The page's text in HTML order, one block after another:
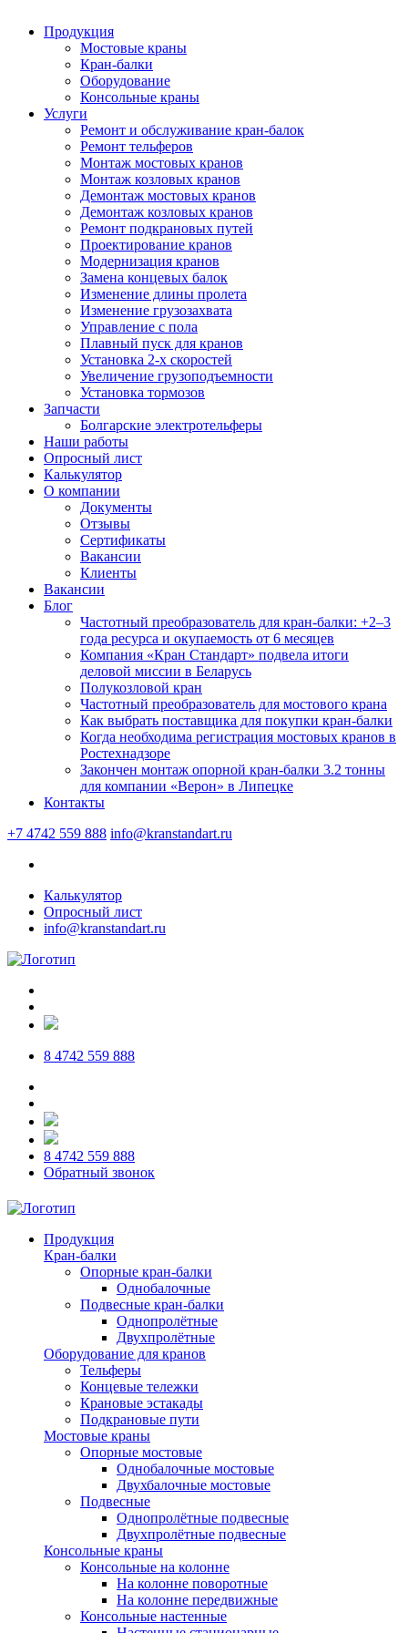
Продукция
Мостовые краны
Кран-балки
Оборудование
Консольные краны
Услуги
Ремонт и обслуживание кран-балок
Ремонт тельферов
Монтаж мостовых кранов
Монтаж козловых кранов
Демонтаж мостовых кранов
Демонтаж козловых кранов
Ремонт подкрановых путей
Проектирование кранов
Модернизация кранов
Замена концевых балок
Изменение длины пролета
Изменение грузозахвата
Управление с пола
Плавный пуск для кранов
Установка 2-х скоростей
Увеличение грузоподъемности
Установка тормозов
Запчасти
Болгарские электротельферы
Наши работы
Опросный лист
Калькулятор
О компании
Документы
Отзывы
Сертификаты
Вакансии
Клиенты
Вакансии
Блог
Частотный преобразователь для кран-балки: +2–3
года ресурса и окупаемость от 6 месяцев
Компания «Кран Стандарт» подвела итоги
деловой миссии в Беларусь
Полукозловой кран
Частотный преобразователь для мостового крана
Как выбрать поставщика для покупки кран-балки
Когда необходима регистрация мостовых кранов в
Ростехнадзоре
Закончен монтаж опорной кран-балки 3.2 тонны
для компании «Верон» в Липецке
Контакты
+7 4742 559 888 info@kranstandart.ru
Калькулятор
Опросный лист
info@kranstandart.ru
8 4742 559 888
8 4742 559 888
Обратный звонок
Продукция
Кран-балки
Опорные кран-балки
Однобалочные
Подвесные кран-балки
Однопролётные
Двухпролётные
Оборудование для кранов
Тельферы
Концевые тележки
Крановые эстакады
Подкрановые пути
Мостовые краны
Опорные мостовые
Однобалочные мостовые
Двухбалочные мостовые
Подвесные
Однопролётные подвесные
Двухпролётные подвесные
Консольные краны
Консольные на колонне
На колонне поворотные
На колонне передвижные
Консольные настенные